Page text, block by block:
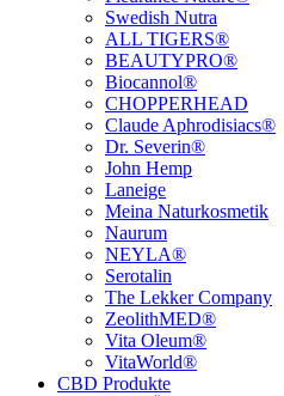
Swedish Nutra
ALL TIGERS®
BEAUTYPRO®
Biocannol®
CHOPPERHEAD
Claude Aphrodisiacs®
Dr. Severin®
John Hemp
Laneige
Meina Naturkosmetik
Naurum
NEYLA®
Serotalin
The Lekker Company
ZeolithMED®
Vita Oleum®
VitaWorld®
CBD Produkte